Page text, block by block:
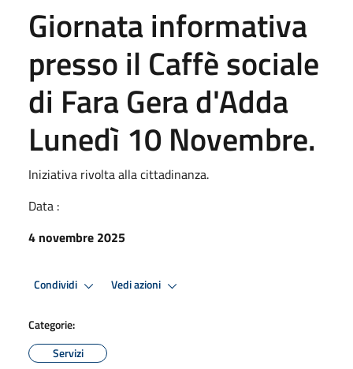
Giornata informativa
presso il Caffè sociale
di Fara Gera d'Adda
Lunedì 10 Novembre.
Iniziativa rivolta alla cittadinanza.
Data :
4 novembre 2025
Condividi Vedi azioni
Categorie:
Servizi